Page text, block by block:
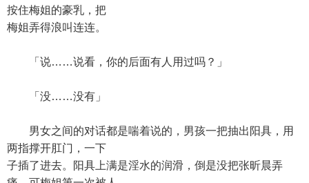
按住梅姐的豪乳，把
梅姐弄得浪叫连连。
「说……说看，你的后面有人用过吗？」
「没……没有」
男女之间的对话都是喘着说的，男孩一把抽出阳具，用
两指撑开肛门，一下
子插了进去。阳具上满是淫水的润滑，倒是没把张昕晨弄